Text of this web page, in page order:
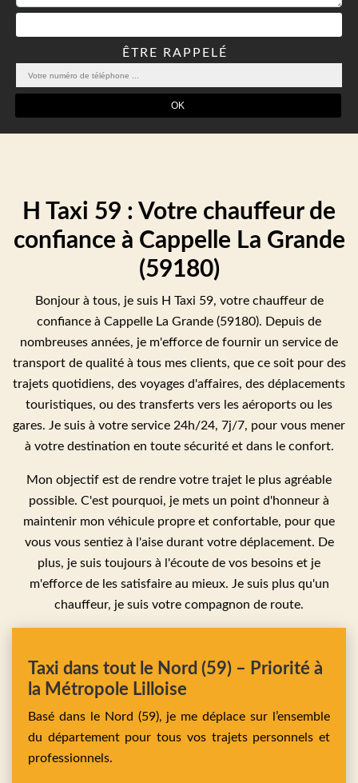
ÊTRE RAPPELÉ
H Taxi 59 : Votre chauffeur de
confiance à Cappelle La Grande
(59180)
Bonjour à tous, je suis H Taxi 59, votre chauffeur de
confiance à Cappelle La Grande (59180). Depuis de
nombreuses années, je m'efforce de fournir un service de
transport de qualité à tous mes clients, que ce soit pour des
trajets quotidiens, des voyages d'affaires, des déplacements
touristiques, ou des transferts vers les aéroports ou les
gares. Je suis à votre service 24h/24, 7j/7, pour vous mener
à votre destination en toute sécurité et dans le confort.
Mon objectif est de rendre votre trajet le plus agréable
possible. C'est pourquoi, je mets un point d'honneur à
maintenir mon véhicule propre et confortable, pour que
vous vous sentiez à l'aise durant votre déplacement. De
plus, je suis toujours à l'écoute de vos besoins et je
m'efforce de les satisfaire au mieux. Je suis plus qu'un
chauffeur, je suis votre compagnon de route.
Taxi dans tout le Nord (59) – Priorité à
la Métropole Lilloise
Basé dans le Nord (59), je me déplace sur l’ensemble
du département pour tous vos trajets personnels et
professionnels.